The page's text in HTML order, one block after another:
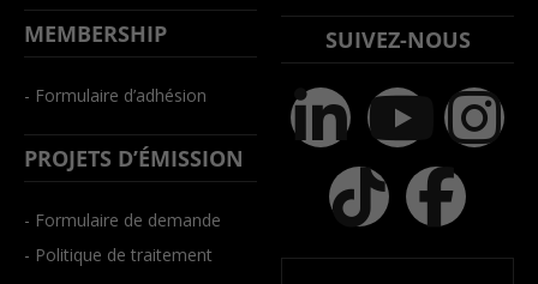
MEMBERSHIP
- Formulaire d’adhésion
PROJETS D’ÉMISSION
- Formulaire de demande
- Politique de traitement
SUIVEZ-NOUS